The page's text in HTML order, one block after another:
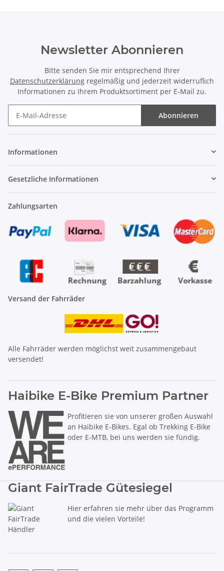
Newsletter Abonnieren
Bitte senden Sie mir entsprechend Ihrer
Datenschutzerklärung regelmäßig und jederzeit widerruflich
Informationen zu Ihrem Produktsortiment per E-Mail zu.
Abonnieren
Informationen
Gesetzliche Informationen
Zahlungsarten
Versand der Fahrräder
Alle Fahrräder werden möglichst weit zusammengebaut
versendet!
Haibike E-Bike Premium Partner
Profitieren sie von unserer großen Auswahl
an Haibike E-Bikes. Egal ob Trekking E-Bike
oder E-MTB, bei uns werden sie fündig.
Giant FairTrade Gütesiegel
Hier erfahren sie mehr über das Programm
und die vielen Vorteile!